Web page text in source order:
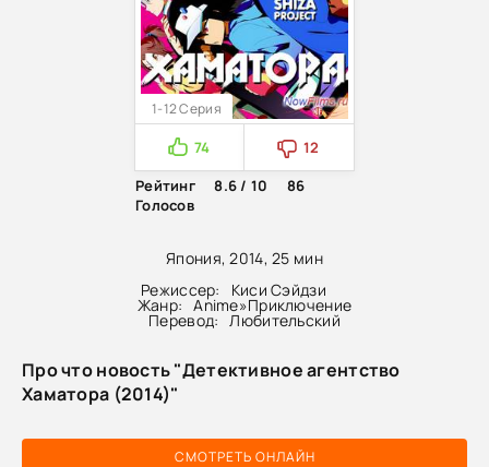
Япония, 2014, 25 мин
Режиссер:
Киси Сэйдзи
Жанр: Anime»Приключение
Перевод: Любительский
1-12 Серия
74
12
Рейтинг
8.6 / 10
86
Голосов
СМОТРЕТЬ ОНЛАЙН
Про что новость "Детективное агентство
Хаматора (2014)"